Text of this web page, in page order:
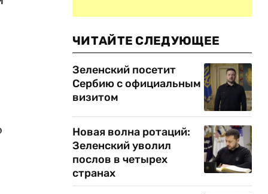
ЧИТАЙТЕ СЛЕДУЮЩЕЕ
Зеленский посетит
Сербию с официальным
визитом
Новая волна ротаций:
Зеленский уволил
послов в четырех
странах